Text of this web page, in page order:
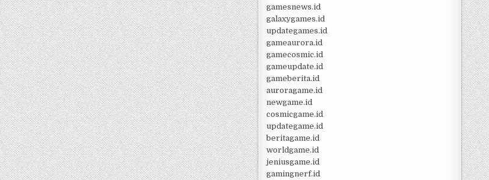
gamesnews.id
galaxygames.id
updategames.id
gameaurora.id
gamecosmic.id
gameupdate.id
gameberita.id
auroragame.id
newgame.id
cosmicgame.id
updategame.id
beritagame.id
worldgame.id
jeniusgame.id
gamingnerf.id